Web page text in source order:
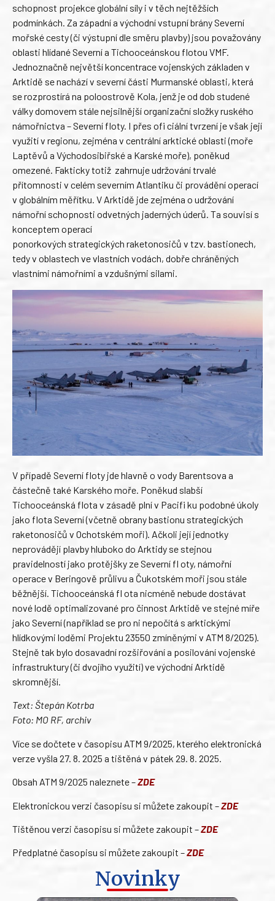
schopnost projekce globální síly i v těch nejtěžších
podmínkách. Za západní a východní vstupní brány Severní
mořské cesty (či výstupní dle směru plavby) jsou považovány
oblasti hlídané Severní a Tichooceánskou flotou VMF.
Jednoznačně největší koncentrace vojenských základen v
Arktidě se nachází v severní části Murmanské oblasti, která
se rozprostírá na poloostrově Kola, jenž je od dob studené
války domovem stále nejsilnější organizační složky ruského
námořnictva – Severní floty. I přes ofi ciální tvrzení je však její
využití v regionu, zejména v centrální arktické oblasti (moře
Laptěvů a Východosibiřské a Karské moře), poněkud
omezené. Fakticky totiž zahrnuje udržování trvalé
přítomnosti v celém severním Atlantiku či provádění operací
v globálním měřítku. V Arktidě jde zejména o udržování
námořní schopnosti odvetných jaderných úderů. Ta souvisí s
konceptem operací
ponorkových strategických raketonosičů v tzv. bastionech,
tedy v oblastech ve vlastních vodách, dobře chráněných
vlastními námořními a vzdušnými silami.
V případě Severní floty jde hlavně o vody Barentsova a
částečně také Karského moře. Poněkud slabší
Tichooceánská flota v zásadě plní v Pacifi ku podobné úkoly
jako flota Severní (včetně obrany bastionu strategických
raketonosičů v Ochotském moři). Ačkoli její jednotky
neprovádějí plavby hluboko do Arktidy se stejnou
pravidelností jako protějšky ze Severní fl oty, námořní
operace v Beringově průlivu a Čukotském moři jsou stále
běžnější. Tichooceánská fl ota nicméně nebude dostávat
nové lodě optimalizované pro činnost Arktidě ve stejné míře
jako Severní (například se pro ni nepočítá s arktickými
hlídkovými loděmi Projektu 23550 zmíněnými v ATM 8/2025).
Stejně tak bylo dosavadní rozšiřování a posilování vojenské
infrastruktury (či dvojího využití) ve východní Arktidě
skromnější.
Text: Štepán Kotrba
Foto: MO RF, archiv
Více se dočtete v časopisu ATM 9/2025, kterého elektronická
verze vyšla 27. 8. 2025 a tištěná v pátek 29. 8. 2025.
Obsah ATM 9/2025 naleznete –ZDE
Elektronickou verzi časopisu si můžete zakoupit –ZDE
Tištěnou verzi časopisu si můžete zakoupit –ZDE
Předplatné časopisu si můžete zakoupit –ZDE
Novinky